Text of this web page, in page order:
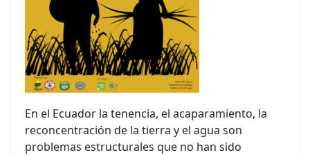
En el Ecuador la tenencia, el acaparamiento, la
reconcentración de la tierra y el agua son
problemas estructurales que no han sido